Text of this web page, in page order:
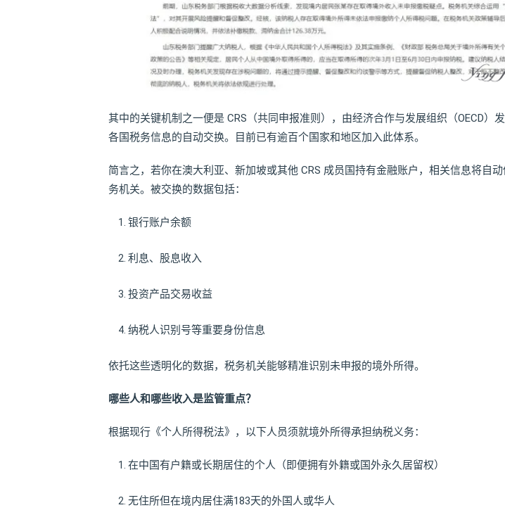
其中的关键机制之一便是 CRS（共同申报准则），由经济合作与发展组织（OECD）
各国税务信息的自动交换。目前已有逾百个国家和地区加入此体系。
简言之，若你在澳大利亚、新加坡或其他 CRS 成员国持有金融账户，相关信息将自
务机关。被交换的数据包括：
银行账户余额
利息、股息收入
投资产品交易收益
纳税人识别号等重要身份信息
依托这些透明化的数据，税务机关能够精准识别未申报的境外所得。
哪些人和哪些收入是监管重点？
根据现行《个人所得税法》，以下人员须就境外所得承担纳税义务：
在中国有户籍或长期居住的个人（即便拥有外籍或国外永久居留权）
无住所但在境内居住满183天的外国人或华人